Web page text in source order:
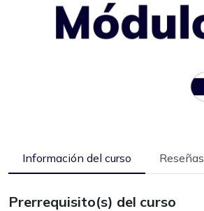
Información del curso Reseñas
Prerrequisito(s) del curso